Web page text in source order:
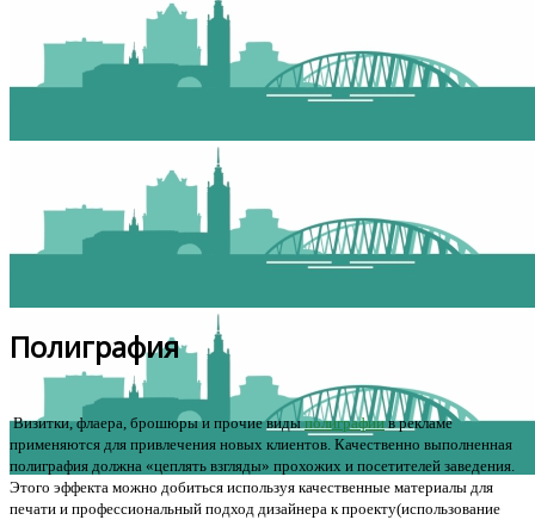
Полиграфия
Визитки, флаера, брошюры и прочие видыполиграфиив рекламе
применяются для привлечения новых клиентов. Качественно выполненная
полиграфия должна «цеплять взгляды» прохожих и посетителей заведения.
Этого эффекта можно добиться используя качественные материалы для
печати и профессиональный подход дизайнера к проекту(использование